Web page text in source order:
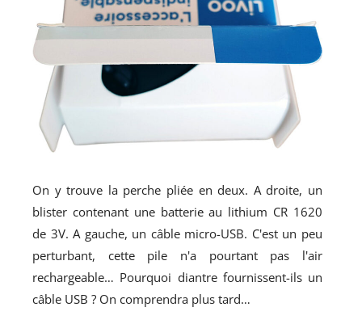
On y trouve la perche pliée en deux. A droite, un
blister contenant une batterie au lithium CR 1620
de 3V. A gauche, un câble micro-USB. C'est un peu
perturbant, cette pile n'a pourtant pas l'air
rechargeable… Pourquoi diantre fournissent-ils un
câble USB ? On comprendra plus tard…